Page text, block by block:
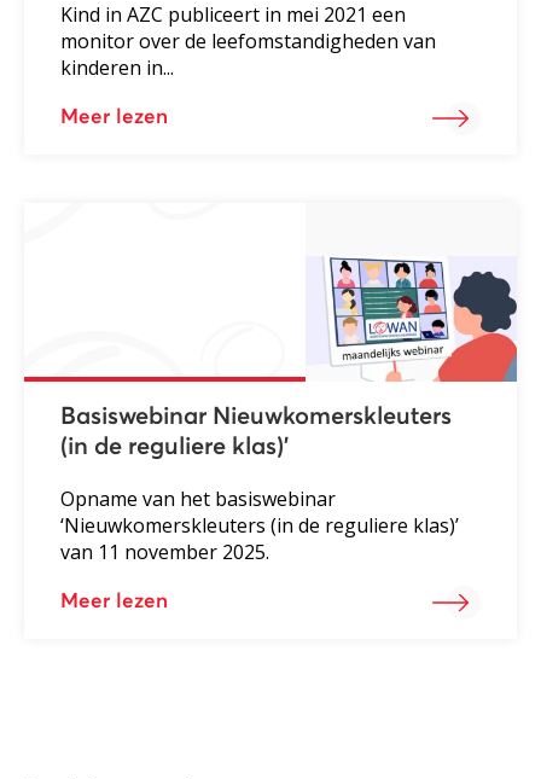
Kind in AZC publiceert in mei 2021 een
monitor over de leefomstandigheden van
kinderen in...
Meer lezen
Basiswebinar Nieuwkomerskleuters
(in de reguliere klas)’
Opname van het basiswebinar
‘Nieuwkomerskleuters (in de reguliere klas)’
van 11 november 2025.
Meer lezen